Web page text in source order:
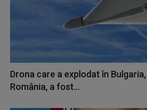
Drona care a explodat în
România, a fost...